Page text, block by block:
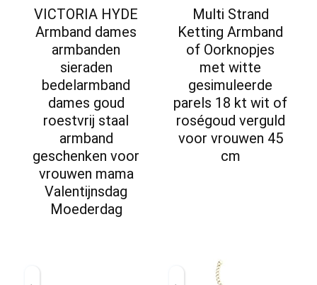
VICTORIA HYDE
Armband dames
armbanden
sieraden
bedelarmband
dames goud
roestvrij staal
armband
geschenken voor
vrouwen mama
Valentijnsdag
Moederdag
Multi Strand
Ketting Armband
of Oorknopjes
met witte
gesimuleerde
parels 18 kt wit of
roségoud verguld
voor vrouwen 45
cm